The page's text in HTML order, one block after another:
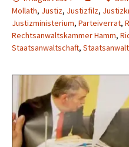
Mollath, Justiz, Justizfilz,
Justizministerium, Parteiverrat,
Rechtsanwaltskammer Hamm,
Staatsanwaltschaft,